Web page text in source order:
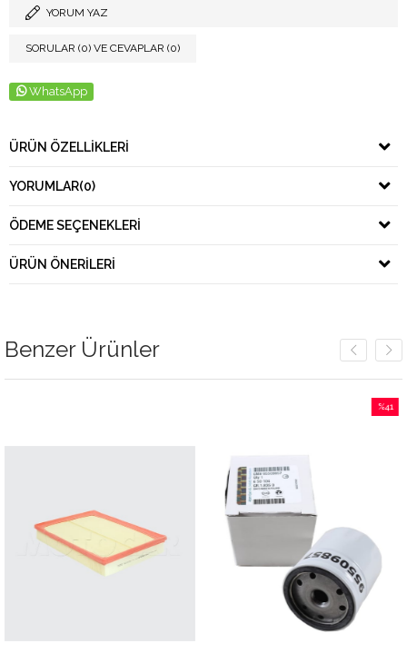
YORUM YAZ
SORULAR (0) VE CEVAPLAR (0)
WhatsApp
ÜRÜN ÖZELLIKLERI
YORUMLAR(0)
ÖDEME SEÇENEKLERI
ÜRÜN ÖNERILERI
Benzer Ürünler